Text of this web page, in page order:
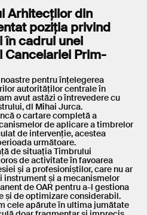
Arhitecților din
poziția privind
în cadrul unei
Cancelariei Prim-
pentru înțelegerea
autorităților centrale în
avut astăzi o întrevedere cu
dl Mihai Jurca.
o cartare completă a
de aplicare a timbrelor
de intervenție, acestea
următoare.
de situația Timbrului
de activitate în favoarea
și a profesioniștilor, care nu ar
și a mecanismelor
de OAR pentru a-l gestiona
și de optimizare considerabil.
cele apărute în ultima jumătate